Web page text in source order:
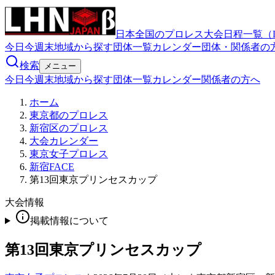
日本全国のプロレス大会日程一覧（
今日 今週末地域から探す団体一覧カレンダー団体・関係者の
検索
メニュー
今日 今週末地域から探す団体一覧カレンダー関係者の方へ
ホーム
東京都のプロレス
新宿区のプロレス
大会カレンダー
東京女子プロレス
新宿FACE
第13回東京プリンセスカップ
大会情報
掲載情報について
第13回東京プリンセスカップ